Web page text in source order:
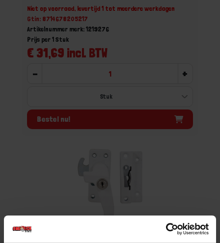
Niet op voorraad, levertijd 1 tot meerdere werkdagen
Gtin: 8714678205217
Artikelnummer merk: 1219276
€ 31,69 incl. BTW
Prijs per 1 Stuk
- +
Bestel nu!